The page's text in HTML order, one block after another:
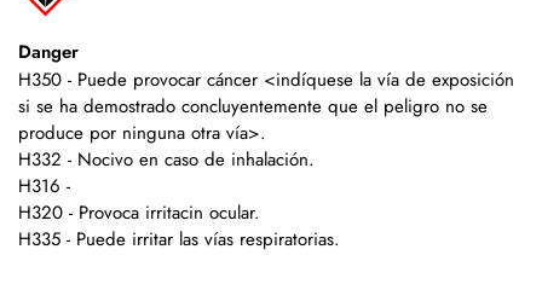
Danger
H350 - Puede provocar cáncer <indíquese la vía de exposición
si se ha demostrado concluyentemente que el peligro no se
produce por ninguna otra vía>.
H332 - Nocivo en caso de inhalación.
H316 -
H320 - Provoca irritacin ocular.
H335 - Puede irritar las vías respiratorias.